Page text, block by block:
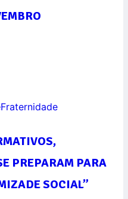
Fraternidade
PREPARAM PARA
SOCIAL”